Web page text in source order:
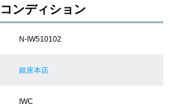
れ
ンディション
N-IW510102
銀座本店
IWC